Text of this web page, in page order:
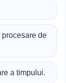
de
a timpului.